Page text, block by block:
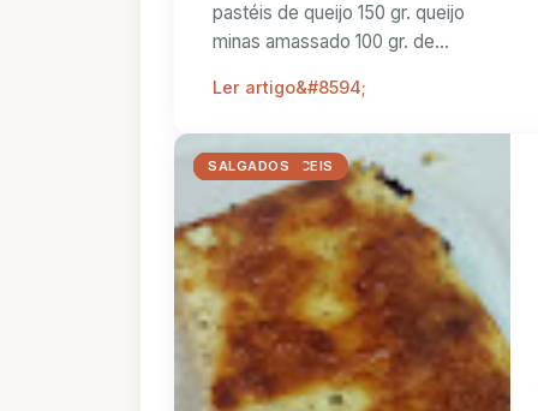
pastéis de queijo 150 gr. queijo
minas amassado 100 gr. de
trigo 250 gr. de pres...
Ler artigo
_LOWCARB
LOW CARB
RECEITAS FACEIS
REFEIÇÕES
SALGADOS